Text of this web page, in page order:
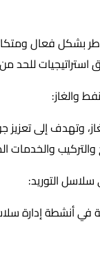
استراتيجيات
والتركيب والخدمات